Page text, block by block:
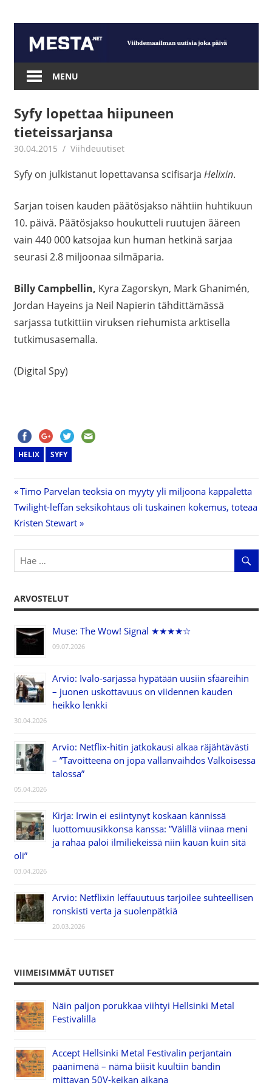
content
Mesta.net
MENU
Syfy lopettaa hiipuneen
tieteissarjansa
30.04.2015 mestanet
Viihdeuutiset
Syfy on julkistanut lopettavansa scifisarja Helixin.
Sarjan toisen kauden päätösjakso nähtiin huhtikuun
10. päivä. Päätösjakso houkutteli ruutujen ääreen
vain 440 000 katsojaa kun human hetkinä sarjaa
seurasi 2.8 miljoonaa silmäparia.
Billy Campbellin, Kyra Zagorskyn, Mark Ghanimén,
Jordan Hayeins ja Neil Napierin tähdittämässä
sarjassa tutkittiin viruksen riehumista arktisella
tutkimusasemalla.
(Digital Spy)
HELIX SYFY
Artikkelien
selaus
Previous
Post:
Timo Parvelan teoksia on myyty yli miljoona kappaletta
Next
Post:
Twilight-leffan seksikohtaus oli tuskainen kokemus, toteaa
Kristen Stewart
ARVOSTELUT
Muse: The Wow! Signal ★★★★☆
09.07.2026
Arvio: Ivalo-sarjassa hypätään uusiin sfääreihin
– juonen uskottavuus on viidennen kauden
heikko lenkki
30.04.2026
Arvio: Netflix-hitin jatkokausi alkaa räjähtävästi
– ”Tavoitteena on jopa vallanvaihdos Valkoisessa
talossa”
05.04.2026
Kirja: Irwin ei esiintynyt koskaan kännissä
luottomuusikkonsa kanssa: ”Välillä viinaa meni
ja rahaa paloi ilmiliekeissä niin kauan kuin sitä
oli”
03.04.2026
Arvio: Netflixin leffauutuus tarjoilee suhteellisen
ronskisti verta ja suolenpätkiä
20.03.2026
VIIMEISIMMÄT UUTISET
Näin paljon porukkaa viihtyi Hellsinki Metal
Festivalilla
Accept Hellsinki Metal Festivalin perjantain
päänimenä – nämä biisit kuultiin bändin
mittavan 50V-keikan aikana